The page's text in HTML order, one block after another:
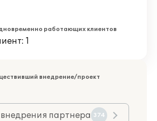
работающих клиентов
1
внедрение/проект
партнера 374